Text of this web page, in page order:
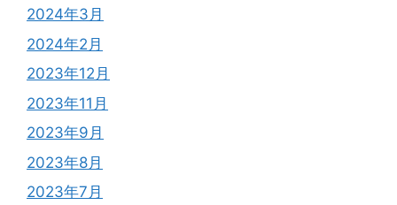
2024年3月
2024年2月
2023年12月
2023年11月
2023年9月
2023年8月
2023年7月